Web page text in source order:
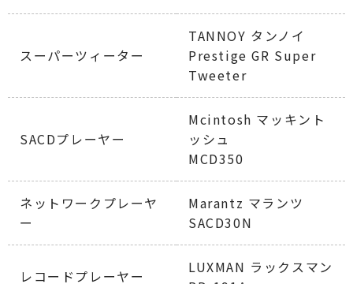
スーパーツィーター
TANNOY タンノイ
Prestige GR Super
Tweeter
SACDプレーヤー
Mcintosh マッキント
ッシュ
MCD350
ネットワークプレーヤ
ー
Marantz マランツ
SACD30N
レコードプレーヤー
LUXMAN ラックスマン